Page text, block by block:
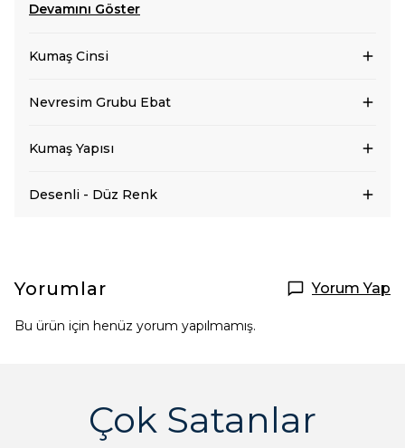
Devamını Göster
Kumaş Cinsi
Nevresim Grubu Ebat
Kumaş Yapısı
Desenli - Düz Renk
Yorumlar Yorum Yap
Bu ürün için henüz yorum yapılmamış.
Çok Satanlar